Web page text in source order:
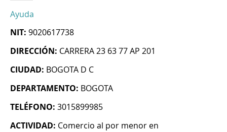
Ayuda
NIT: 9020617738
DIRECCIÓN: CARRERA 23 63 77 AP 201
CIUDAD: BOGOTA D C
DEPARTAMENTO: BOGOTA
TELÉFONO: 3015899985
ACTIVIDAD: Comercio al por menor en